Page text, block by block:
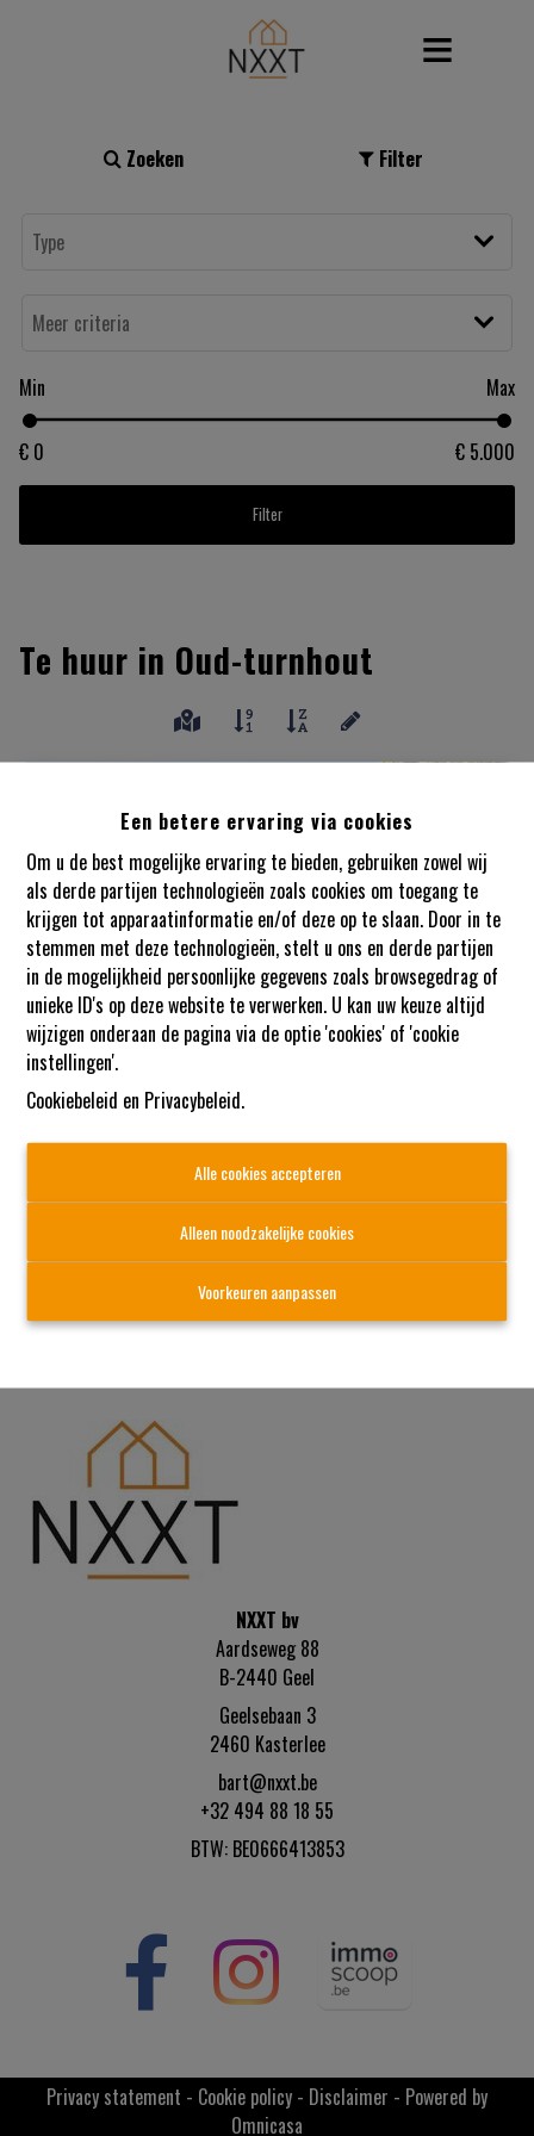
Een betere ervaring via cookies
Om u de best mogelijke ervaring te bieden, gebruiken zowel wij
als derde partijen technologieën zoals cookies om toegang te
krijgen tot apparaatinformatie en/of deze op te slaan. Door in te
stemmen met deze technologieën, stelt u ons en derde partijen
in de mogelijkheid persoonlijke gegevens zoals browsegedrag of
unieke ID's op deze website te verwerken. U kan uw keuze altijd
wijzigen onderaan de pagina via de optie 'cookies' of 'cookie
instellingen'.
Cookiebeleid en Privacybeleid.
Alle cookies accepteren
Alleen noodzakelijke cookies
Voorkeuren aanpassen
Zoeken Filter
Min Max
€ 0 € 5.000
Filter
Te huur in Oud-turnhout
Appartement met 2slk, grote living en
NXXT bv
Aardseweg 88
B-2440 Geel
Geelsebaan 3
2460 Kasterlee
bart@nxxt.be
+32 494 88 18 55
BTW: BE0666413853
Privacy statement - Cookie policy - Disclaimer - Powered by
Omnicasa